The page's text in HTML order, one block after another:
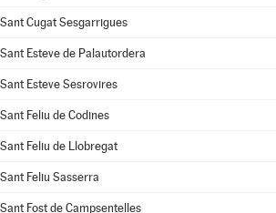
Sant Cugat Sesgarrigues
Sant Esteve de Palautordera
Sant Esteve Sesrovires
Sant Feliu de Codines
Sant Feliu de Llobregat
Sant Feliu Sasserra
Sant Fost de Campsentelles